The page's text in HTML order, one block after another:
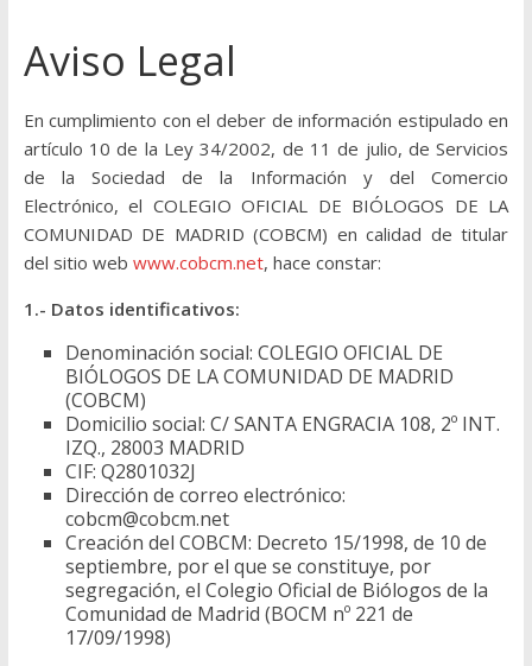
Aviso Legal
En cumplimiento con el deber de información estipulado en
artículo 10 de la Ley 34/2002, de 11 de julio, de Servicios
de la Sociedad de la Información y del Comercio
Electrónico, el COLEGIO OFICIAL DE BIÓLOGOS DE LA
COMUNIDAD DE MADRID (COBCM) en calidad de titular
del sitio web www.cobcm.net, hace constar:
1.- Datos identificativos:
Denominación social: COLEGIO OFICIAL DE
BIÓLOGOS DE LA COMUNIDAD DE MADRID
(COBCM)
Domicilio social: C/ SANTA ENGRACIA 108, 2º INT.
IZQ., 28003 MADRID
CIF: Q2801032J
Dirección de correo electrónico:
cobcm@cobcm.net
Creación del COBCM: Decreto 15/1998, de 10 de
septiembre, por el que se constituye, por
segregación, el Colegio Oficial de Biólogos de la
Comunidad de Madrid (BOCM nº 221 de
17/09/1998)